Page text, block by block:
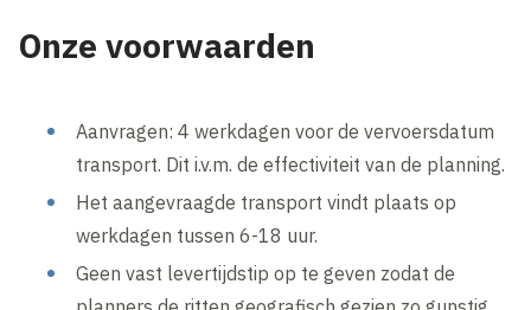
Onze voorwaarden
Aanvragen: 4 werkdagen voor de vervoersdatum
transport. Dit i.v.m. de effectiviteit van de planning.
Het aangevraagde transport vindt plaats op
werkdagen tussen 6-18 uur.
Geen vast levertijdstip op te geven zodat de